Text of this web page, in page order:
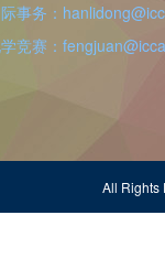
事务：
竞赛：
All Rights